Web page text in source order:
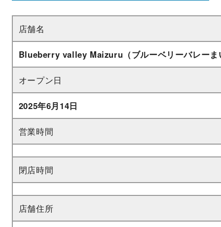
店舗名
Blueberry valley Maizuru（ブルーベリーバレーま
オープン日
2025年6月14日
営業時間
閉店時間
店舗住所